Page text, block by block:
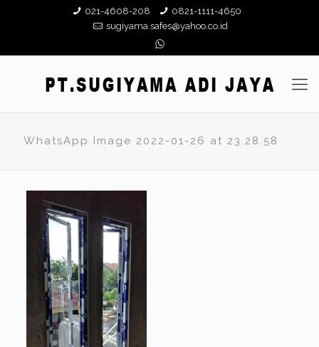
021-4608-208
0821-1111-4650
sugiyama.safes@yahoo.co.id
WhatsApp Image 2022-01-26 at 23.28.58